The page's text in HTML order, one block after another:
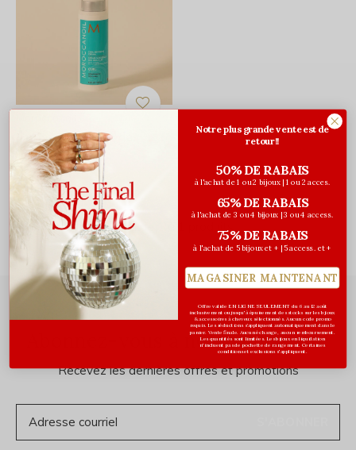
Crème Modelage des
Boucles
48,00$CA
Avant les taxes
Vu de 1 à 1 produits
Abonnez-vous à notre infolettre
Recevez les dernières offres et promotions
Notre plus grande vente est de
retour!!
50% DE RABAIS
à l'achat de 1 ou 2 bijoux | 1 ou 2 acces.
65% DE RABAIS
à l'achat de 3 ou 4 bijoux | 3 ou 4 access.
75% DE RABAIS
à l'achat de 5 bijoux et + | 5 access. et +
MAGASINER MAINTENANT
Offre valide EN LIGNE SEULEMENT du 6 au 12 août
inclusivement ou jusqu'à épuisement des stocks sur les bijoux
& accessoires à cheveux sélectionnés. Aucun code promo
requis. Les réductions s’appliquent automatiquement dans le
panier. Vente finale. Aucun échange, aucun remboursement.
Les quantités sont limitées. Les bijoux en liquidation
n'incluent pas de pochette de rangement. Certaines
conditions et exclusions s'appliquent.